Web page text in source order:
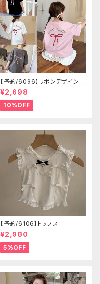
【予約/6096】リボンデザイン T
シャツ
¥2,698
10%OFF
【予約/6106】トップス
¥2,980
5%OFF